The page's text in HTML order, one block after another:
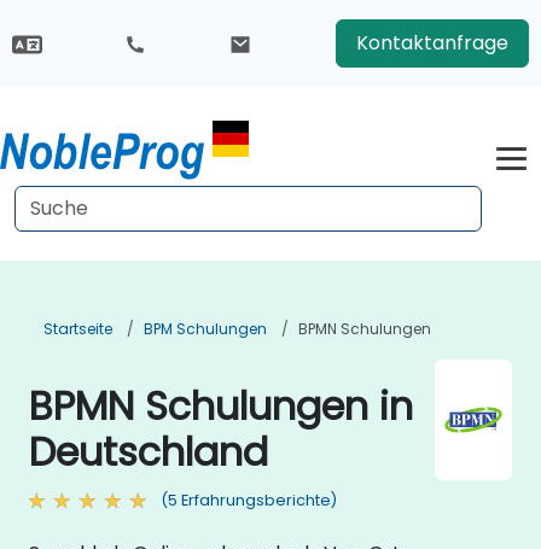
Kontaktanfrage
Startseite BPM Schulungen BPMN Schulungen
BPMN Schulungen in
Deutschland
(5 Erfahrungsberichte)